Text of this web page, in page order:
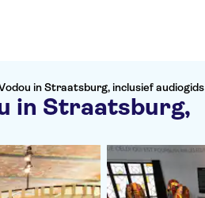
in Straatsburg, inclusief audiogids
in Straatsburg,